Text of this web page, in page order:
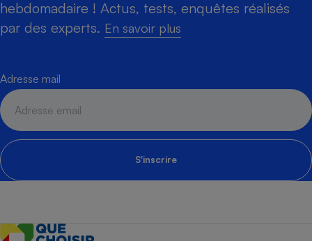
hebdomadaire ! Actus, tests, enquêtes réalisés
par des experts. En savoir plus
Adresse mail
S'inscrire